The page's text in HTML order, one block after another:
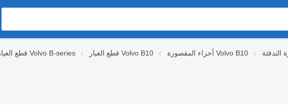
قطع الغيار Volvo B-series قطع الغيار Volvo B10 أجزاء المقصورة Volvo B10